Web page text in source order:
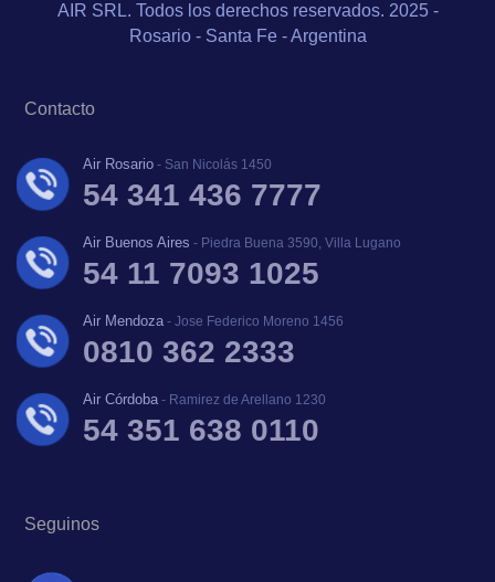
AIR SRL. Todos los derechos reservados. 2025 -
Rosario - Santa Fe - Argentina
Contacto
Air Rosario - San Nicolás 1450
54 341 436 7777
Air Buenos Aires - Piedra Buena 3590, Villa Lugano
54 11 7093 1025
Air Mendoza - Jose Federico Moreno 1456
0810 362 2333
Air Córdoba - Ramirez de Arellano 1230
54 351 638 0110
Seguinos